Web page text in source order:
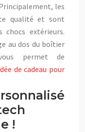
les
qualité et sont
extérieurs.
au dos du boîtier
permet de
de cadeau pour
!